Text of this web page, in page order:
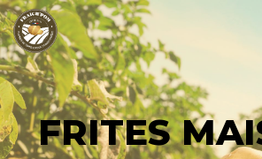
FRITES MAISONS
Panneau de gestion des cookies